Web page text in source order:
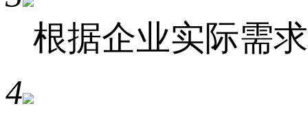
根据企业实际需
4